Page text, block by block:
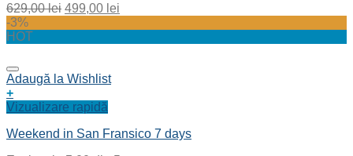
629,00lei 499,00 lei
-3%
HOT
Adaugă la Wishlist
+
Vizualizare rapidă
Weekend in San Fransico 7 days